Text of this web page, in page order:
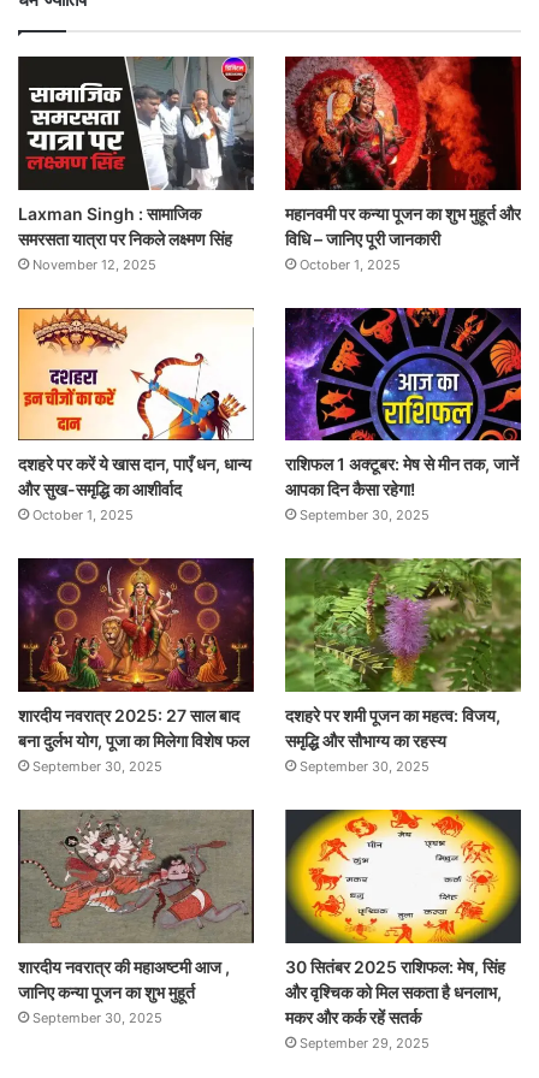
Laxman Singh : सामाजिक
समरसता यात्रा पर निकले लक्ष्मण सिंह
November 12, 2025
महानवमी पर कन्या पूजन का शुभ मुहूर्त और
विधि – जानिए पूरी जानकारी
October 1, 2025
दशहरे पर करें ये खास दान, पाएँ धन, धान्य
और सुख-समृद्धि का आशीर्वाद
October 1, 2025
राशिफल 1 अक्टूबर: मेष से मीन तक, जानें
आपका दिन कैसा रहेगा!
September 30, 2025
शारदीय नवरात्र 2025: 27 साल बाद
बना दुर्लभ योग, पूजा का मिलेगा विशेष फल
September 30, 2025
दशहरे पर शमी पूजन का महत्व: विजय,
समृद्धि और सौभाग्य का रहस्य
September 30, 2025
शारदीय नवरात्र की महाअष्टमी आज ,
जानिए कन्या पूजन का शुभ मुहूर्त
September 30, 2025
30 सितंबर 2025 राशिफल: मेष, सिंह
और वृश्चिक को मिल सकता है धनलाभ,
मकर और कर्क रहें सतर्क
September 29, 2025